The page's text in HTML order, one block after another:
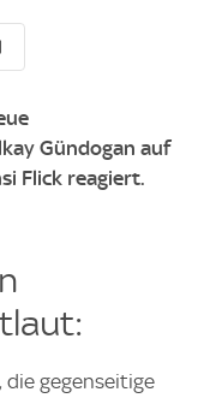
Gündogan auf
Flick reagiert.
die gegenseitige